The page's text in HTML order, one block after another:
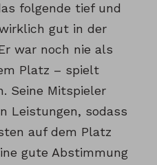
folgende tief und
gut in der
war noch nie als
Platz – spielt
Seine Mitspieler
Leistungen, sodass
auf dem Platz
gute Abstimmung